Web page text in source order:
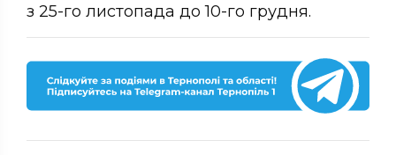
з 25-го листопада до 10-го грудня.